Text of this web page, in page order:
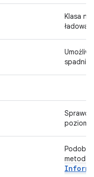
Klasa
spadnie
poziom
metoda